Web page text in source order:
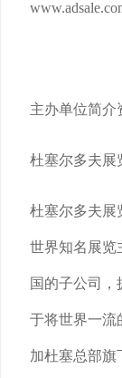
主办单位简介
杜塞尔多夫展
杜塞尔多夫展
世界知名展览
国的子公司，
于将世界一流
加杜塞总部旗